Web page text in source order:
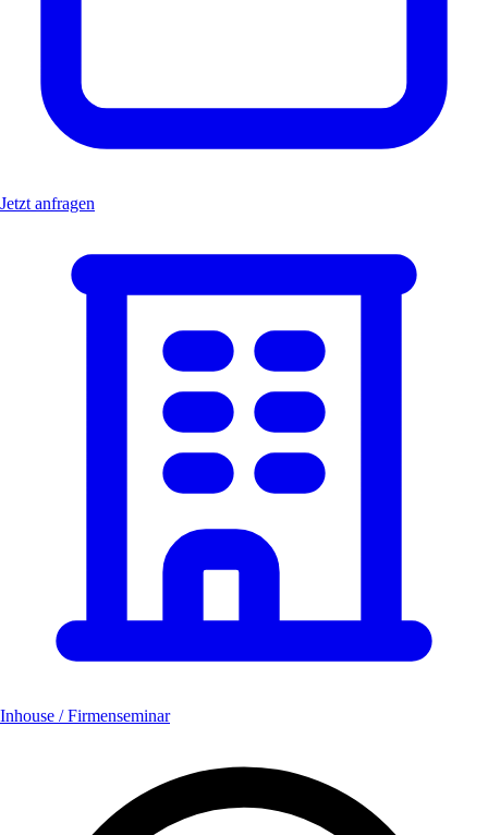
Jetzt anfragen
Inhouse / Firmenseminar